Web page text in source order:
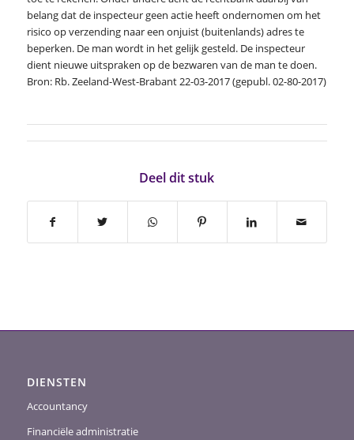
belang dat de inspecteur geen actie heeft ondernomen om het
risico op verzending naar een onjuist (buitenlands) adres te
beperken. De man wordt in het gelijk gesteld. De inspecteur
dient nieuwe uitspraken op de bezwaren van de man te doen.
Bron: Rb. Zeeland-West-Brabant 22-03-2017 (gepubl. 02-80-2017)
Deel dit stuk
DIENSTEN
Accountancy
Financiële administratie